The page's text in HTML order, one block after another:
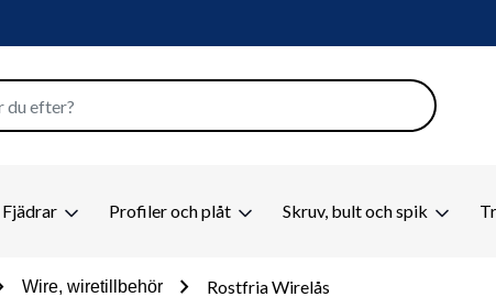
Fjädrar Profiler och plåt Skruv, bult och spik
Wire, wiretillbehör chevron_right Rostfria Wirelås